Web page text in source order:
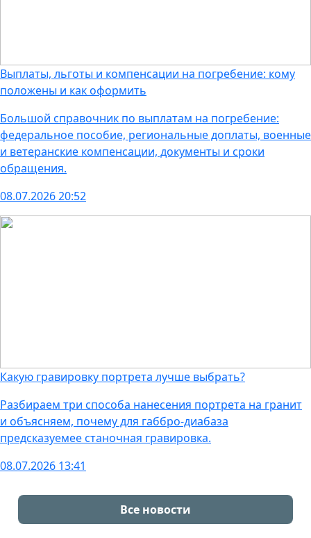
Выплаты, льготы и компенсации на погребение: кому
положены и как оформить
Большой справочник по выплатам на погребение:
федеральное пособие, региональные доплаты, военные
и ветеранские компенсации, документы и сроки
обращения.
08.07.2026 20:52
Какую гравировку портрета лучше выбрать?
Разбираем три способа нанесения портрета на гранит
и объясняем, почему для габбро-диабаза
предсказуемее станочная гравировка.
08.07.2026 13:41
Все новости